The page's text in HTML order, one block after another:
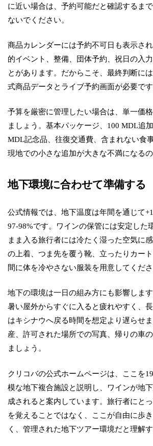
に近い場合は、予約可能だと確認するま
ないでください。
商品カレンダーには予約不可日も表示さ
的イベント、整備、団体予約、祝日の入
とがあります。だからこそ、最終判断に
式商品データとライブ予約画面が必要です
予算を厳密に管理したい場合は、単一価
ましょう。基本パッケージ、100 MDL追
MDL記念品、往復交通費、含まれない食
現地での小さな追加が大きな不満になるの
地下環境に合わせて準備する
公式情報では、地下温度は年間を通じて
97-98%です。ワインの保管には安定した
まま入る旅行者には冷たく湿った空気に
の上着、つま先を覆う靴、立ったりカー
間に体を冷やさない服装を用意してくださ
地下の環境は一日の組み方にも影響しま
暑い屋外からすぐに入ると疲れやすく、
はキシナウへ戻る時間を想定より遅らせ
産、許可された場所での写真、帰りの車
ましょう。
クリコバの公式ホームページは、ここを
模な地下複合施設と説明し、ワインが地
成されると案内しています。旅行者にと
を覚えることではなく、ここが自由に歩
く、管理された地下ツアー環境だと理解す